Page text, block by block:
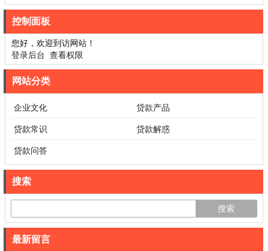
控制面板
您好，欢迎到访网站！
登录后台 查看权限
网站分类
企业文化 贷款产品
贷款常识 贷款解惑
贷款问答
搜索
最新留言